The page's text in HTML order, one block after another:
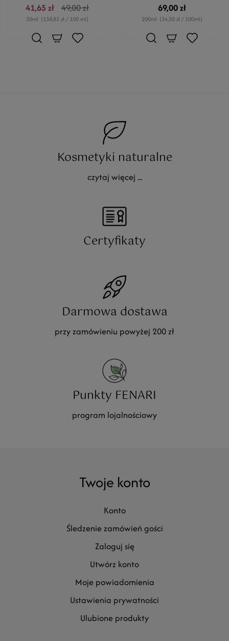
41,65 zł 49,00 zł
30ml (138,83 zł / 100 ml)
69,00 zł
200ml (34,50 zł / 100ml)
Kosmetyki naturalne
czytaj więcej ...
Certyfikaty
Darmowa dostawa
przy zamówieniu powyżej 200 zł
Punkty FENARI
program lojalnościowy
Twoje konto
konto
śledzenie zamówień gości
zaloguj się
utwórz konto
moje powiadomienia
ustawienia prywatności
ulubione produkty